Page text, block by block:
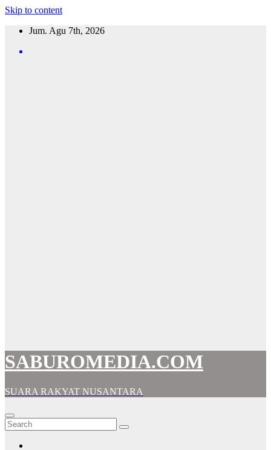
Skip to content
Jum. Agu 7th, 2026
SABUROMEDIA.COM
SUARA RAKYAT NUSANTARA